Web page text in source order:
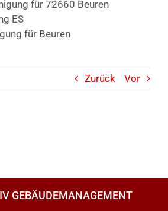
für 72660 Beuren
ES
für Beuren
Zurück Vor
GEBÄUDEMANAGEMENT